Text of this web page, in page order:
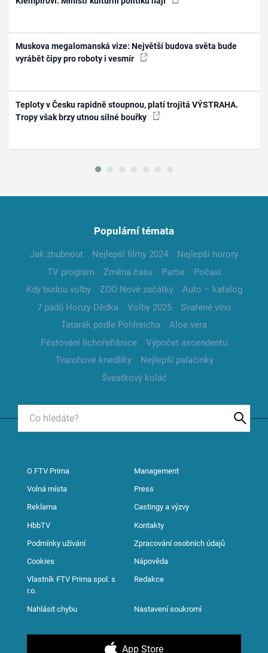
Muskova megalomanská vize: Největší budova světa bude
vyrábět čipy pro roboty i vesmír
Teploty v Česku rapidně stoupnou, platí trojitá VÝSTRAHA.
Tropy však brzy utnou silné bouřky
Populární témata
Jak zhubnout Nejlepší filmy 2024
Nejlepší horory
TV program
Změna času Partie
Počasí
Kdy budou volby
ZOO Nové začátky
Auto – katalog
7 pádů Honzy Dědka
Volby 2025
Svařené víno
Tatarák podle Pohlreicha
Aloe vera
Pěstování lichořeřišnice
Výpočet ascendentu
Tvarohové knedlíky
Nejlepší palačinky
Švestkový koláč
O FTV Prima Management
Volná místa Press
Reklama Castingy a výzvy
HbbTV Kontakty
Podmínky užívání Zpracování osobních údajů
Cookies Nápověda
Vlastník FTV Prima spol. s
r.o.
Redakce
Nahlásit chybu Nastavení soukromí
App Store